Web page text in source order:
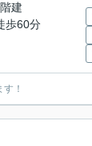
建
歩60分
！